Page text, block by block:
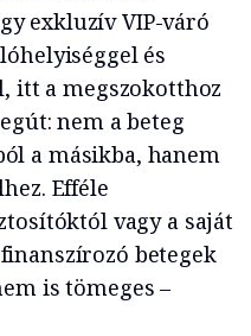
exkluzív VIP-váró
és
itt a megszokotthoz
nem a beteg
a másikba, hanem
Efféle
vagy a saját
betegek
is tömeges –